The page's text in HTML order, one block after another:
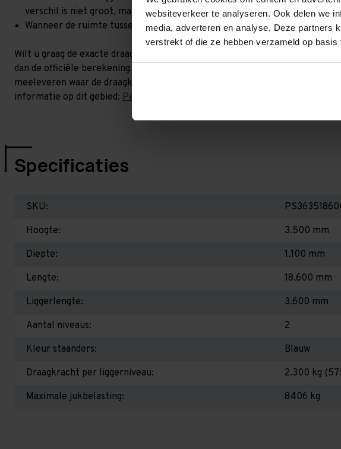
websiteverkeer te analyseren. Ook delen we
media, adverteren en analyse. Deze partners
verstrekt of die ze hebben verzameld op
verschil is niet groot, maar wel het beste om dit te laten berekenen!
Wanneer de ruimte tussen de liggerniveaus kleiner is dan 2,25 meter,
Wilt u graag de exacte draagkracht weten in uw situatie? Dan dient u even
dan de officiële berekening uit. Dit doen we gratis en voor niets. Wij kunnen
meeleveren waar de draagkracht van uw situatie op beschreven staat!
informatie op dit gebied: Palletstellingen - Belangrijk om te weten!
Specificaties
SKU:
Hoogte:
3.500 mm
Diepte:
1.100 mm
Lengte:
18.600 mm
Liggerlengte:
3.600 mm
Aantal niveaus:
2
Kleur staanders:
Blauw
Draagkracht per liggerniveau:
2.300 kg
Maximale jukbelasting:
8406 kg